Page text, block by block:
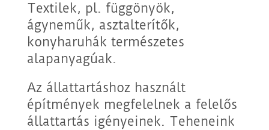
Textilek, pl. függönyök,
ágyneműk, asztalterítők,
konyharuhák természetes
alapanyagúak.
Az állattartáshoz használt
építmények megfelelnek a felelős
állattartás igényeinek. Teheneink